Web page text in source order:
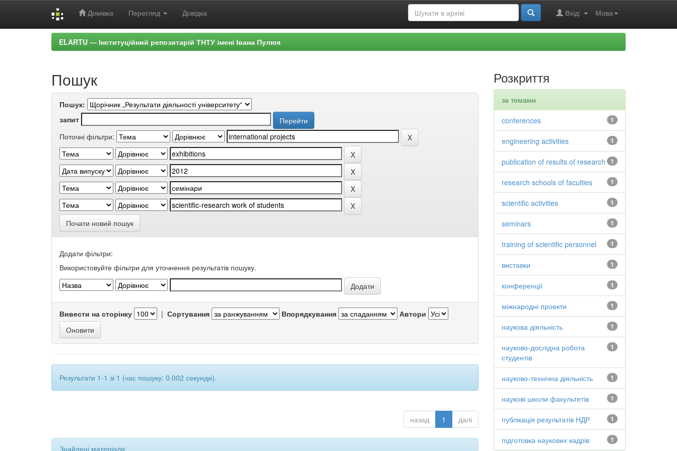
Домівка Перегляд Довідка Мова
Вхід:
ELARTU — Інституційний репозитарій ТНТУ імені Івана Пулюя
Пошук
Пошук:
запит
Поточні фільтри:
Почати новий пошук
Додати фільтри:
Використовуйте фільтри для уточнення результатів пошуку.
Вивести на сторінку | Сортування Впорядкування Автори
Результати 1-1 зі 1 (час пошуку: 0.002 секунди).
назад 1 далі
Знайдені матеріали:
Розкриття
за темами
1
conferences
1
engineering activities
1
publication of results of research
1
research schools of faculties
1
scientific activities
1
seminars
1
training of scientific personnel
1
виставки
1
конференції
1
міжнародні проекти
1
наукова діяльність
1
науково-дослідна робота
студентів
1
науково-технічна діяльність
1
наукові школи факультетів
1
публікація результатів НДР
1
підготовка наукових кадрів